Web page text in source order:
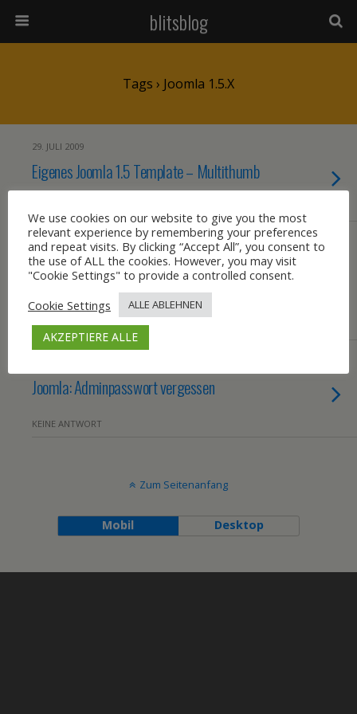
blitsblog
Tags › Joomla 1.5.x
29. JULI 2009
Eigenes Joomla 1.5 Template – Multithumb
20. JUNI 2009
Geschützt: Nützliches für die eigene
Homepage, erstellt mit Joomla 1.5
KEINE ANTWORT
Joomla: Adminpasswort vergessen
KEINE ANTWORT
Zum Seitenanfang
Mobil Desktop
We use cookies on our website to give you the most
relevant experience by remembering your preferences
and repeat visits. By clicking “Accept All”, you consent to
the use of ALL the cookies. However, you may visit
"Cookie Settings" to provide a controlled consent.
Cookie Settings
ALLE ABLEHNEN
AKZEPTIERE ALLE